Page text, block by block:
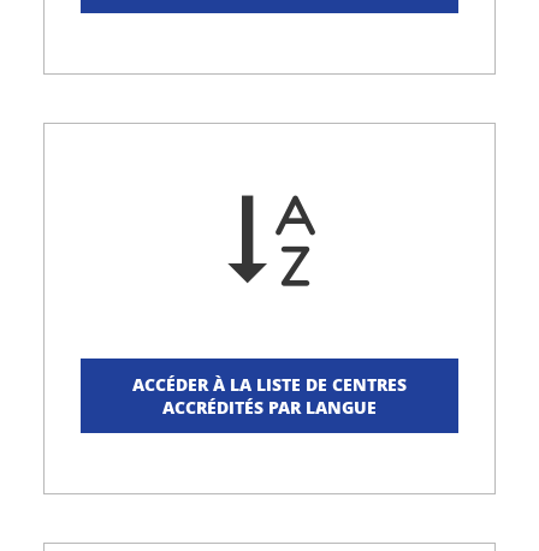
ACCÉDER À LA LISTE DE CENTRES
ACCRÉDITÉS PAR LANGUE